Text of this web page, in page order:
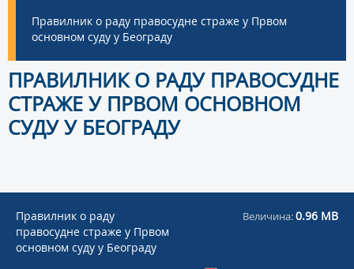
Правилник о раду правосудне страже у Првом
основном суду у Београду
ПРАВИЛНИК О РАДУ ПРАВОСУДНЕ
СТРАЖЕ У ПРВОМ ОСНОВНОМ
СУДУ У БЕОГРАДУ
Правилник о раду
правосудне страже у Првом
основном суду у Београду
Величина:0.96 MB